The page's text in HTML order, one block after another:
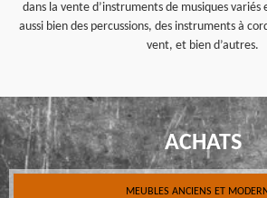
dans la vente d’instruments de musiques
aussi bien des percussions, des instruments à
vent, et bien d’autres.
ACHATS
MEUBLES ANCIENS ET